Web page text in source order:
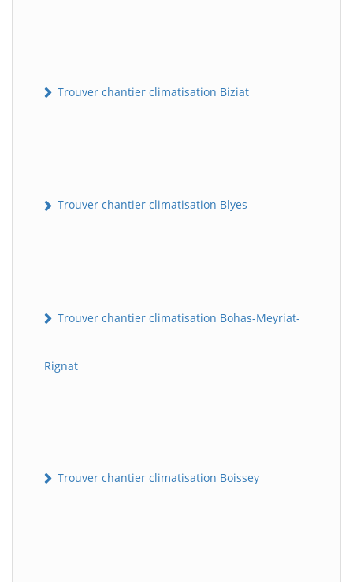
Trouver chantier climatisation Biziat
Trouver chantier climatisation Blyes
Trouver chantier climatisation Bohas-Meyriat-
Rignat
Trouver chantier climatisation Boissey